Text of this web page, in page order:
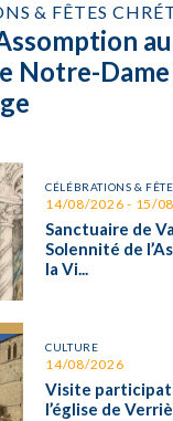
& FÊTES
au
Notre-Dame
CÉLÉBRATIONS &
14/08/2026 - 15/
Sanctuaire de
Solennité de
la Vi...
CULTURE
14/08/2026
Visite
l’église de